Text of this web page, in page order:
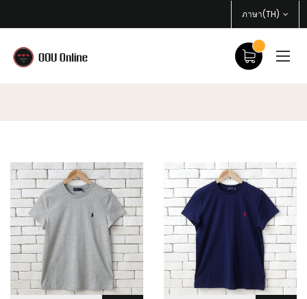
ภาษา(TH)